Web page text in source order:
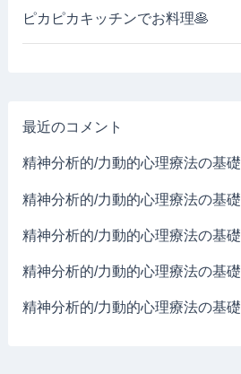
ピカピカキッチンでお料理🥞
最近のコメント
精神分析的/力動的心理療法の基礎
精神分析的/力動的心理療法の基礎
精神分析的/力動的心理療法の基礎
精神分析的/力動的心理療法の基礎
精神分析的/力動的心理療法の基礎